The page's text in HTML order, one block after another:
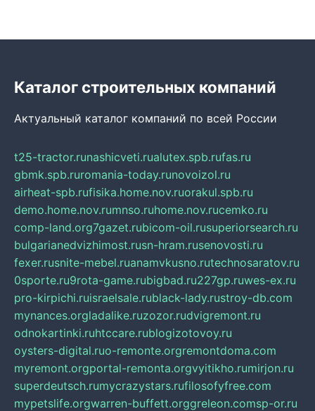
Каталог строительных компаний
Актуальный каталог компаний по всей России
t25-tractor.runashicveti.rualutex.spb.rufas.ru
gbmk.spb.ruromania-today.runovoizol.ru
airheat-spb.rufisika.home.nov.ruorakul.spb.ru
demo.home.nov.rumnso.ruhome.nov.rucemko.ru
comp-land.org7gazet.rubicom-oil.rusuperiorsearch.ru
bulgarianedvizhimost.rusn-hram.rusenovosti.ru
fexer.rusnite-mebel.ruanamvkusno.rutechnosaratov.ru
0sporte.ru9rota-game.rubigbad.ru227gp.ruwes-ex.ru
pro-kirpichi.ruisraelsale.rublack-lady.rustroy-db.com
mynances.orgladalike.ruzozor.rudvigremont.ru
odnokartinki.ruhtccare.rublogizotovoy.ru
oysters-digital.ruo-remonte.orgremontdoma.com
myremont.orgportal-remonta.orgvyitikho.rumirjon.ru
superdeutsch.rumycrazystars.rufilosofyfree.com
mypetslife.orgwarren-buffett.orggreleon.comsp-or.ru